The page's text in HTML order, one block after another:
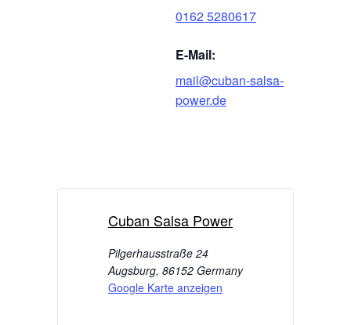
0162 5280617
E-Mail:
mail@cuban-salsa-
power.de
Cuban Salsa Power
Pilgerhausstraße 24
Augsburg, 86152 Germany
Google Karte anzeigen